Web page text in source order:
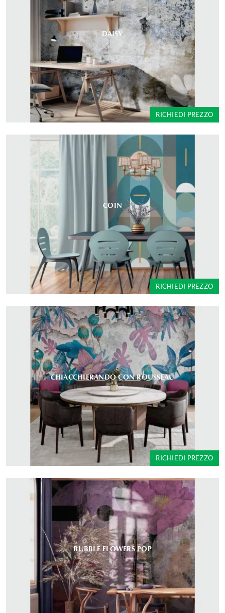
DAISY
RICHIEDI PREZZO
COIN
RICHIEDI PREZZO
CHIACCHIERANDO CON ROUSSEAU
RICHIEDI PREZZO
BUBBLE FLOWERS POP